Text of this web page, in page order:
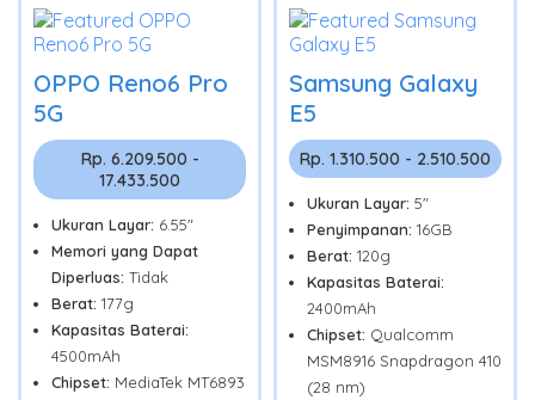
OPPO Reno6 Pro
5G
Rp. 6.209.500 -
17.433.500
Ukuran Layar: 6.55"
Memori yang Dapat
Diperluas: Tidak
Berat: 177g
Kapasitas Baterai:
4500mAh
Chipset: MediaTek MT6893
Samsung Galaxy
E5
Rp. 1.310.500 - 2.510.500
Ukuran Layar: 5"
Penyimpanan: 16GB
Berat: 120g
Kapasitas Baterai:
2400mAh
Chipset: Qualcomm
MSM8916 Snapdragon 410
(28 nm)